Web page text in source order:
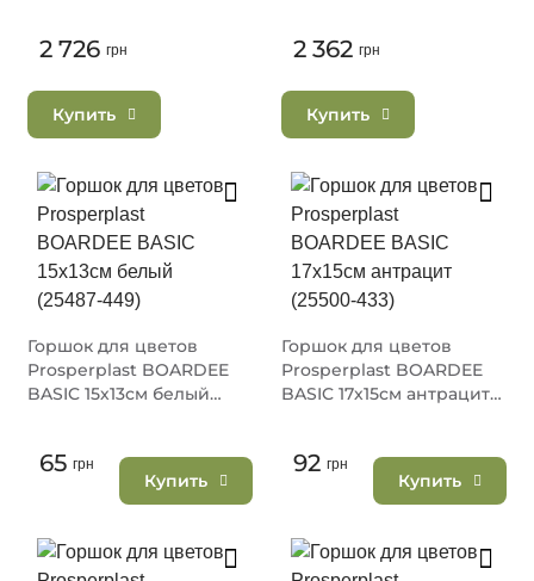
2 726 грн
Купить
2 362 грн
Купить
Горшок для цветов
Prosperplast BOARDEE
BASIC 15х13см белый
65 грн
Купить
Горшок для цветов
Prosperplast BOARDEE
BASIC 17х15см антрацит
92 грн
Купить